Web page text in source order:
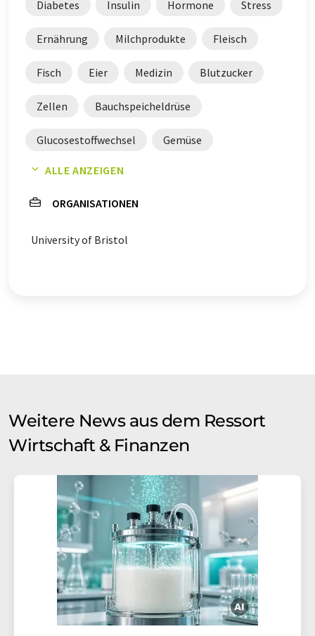
möglich, dass er Fehler im Vokabular, in der Syntax oder
in der Grammatik enthält. Den ursprünglichen Artikel in
Diabetes Insulin Hormone Stress
Ernährung Milchprodukte Fleisch
Fisch Eier Medizin Blutzucker
Zellen Bauchspeicheldrüse
Glucosestoffwechsel Gemüse
Risikofaktoren
oxidativer Stress
Fettsäuren Diabetes mellitus Typ 2
ALLE ANZEIGEN
ORGANISATIONEN
University of Bristol
Weitere News aus dem Ressort
Wirtschaft & Finanzen